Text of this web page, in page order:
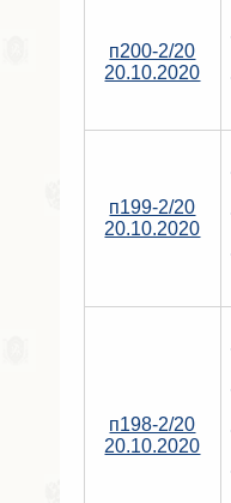
п200-2/20
20.10.2020
п199-2/20
20.10.2020
п198-2/20
20.10.2020